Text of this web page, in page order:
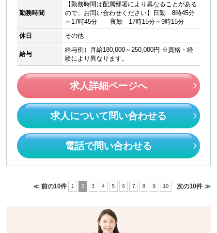
勤務時間
【勤務時間は配属部署により異なることがある
ので、お問い合わせください】日勤 8時45分
～17時45分 夜勤 17時15分～9時15分
休日
その他
給与
給与例）月給180,000～250,000円 ※資格・経
験により異なります。
求人詳細ページへ
求人について問い合わせる
電話で問い合わせる
≪ 前の10件 1 2 3 4 5 6 7 8 9 10 次の10件 ≫